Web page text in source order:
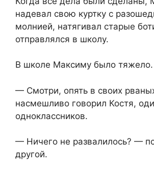
надевал свою куртку с
молнией, натягивал старые
отправлялся в школу.
В школе Максиму было тяжело.
— Смотри, опять в своих
насмешливо говорил Костя,
одноклассников.
— Ничего не развалилось? —
другой.